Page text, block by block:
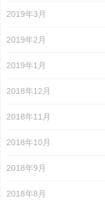
2019年3月
2019年2月
2019年1月
2018年12月
2018年11月
2018年10月
2018年9月
2018年8月